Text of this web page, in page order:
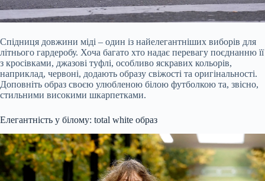
Спідниця довжини міді – один із найелегантніших виборів для
літнього гардеробу. Хоча багато хто надає перевагу поєднанню її
з кросівками, джазові туфлі, особливо яскравих кольорів,
наприклад, червоні, додають образу свіжості та оригінальності.
Доповніть образ своєю улюбленою білою футболкою та, звісно,
стильними високими шкарпетками.
Елегантність у білому: total white образ